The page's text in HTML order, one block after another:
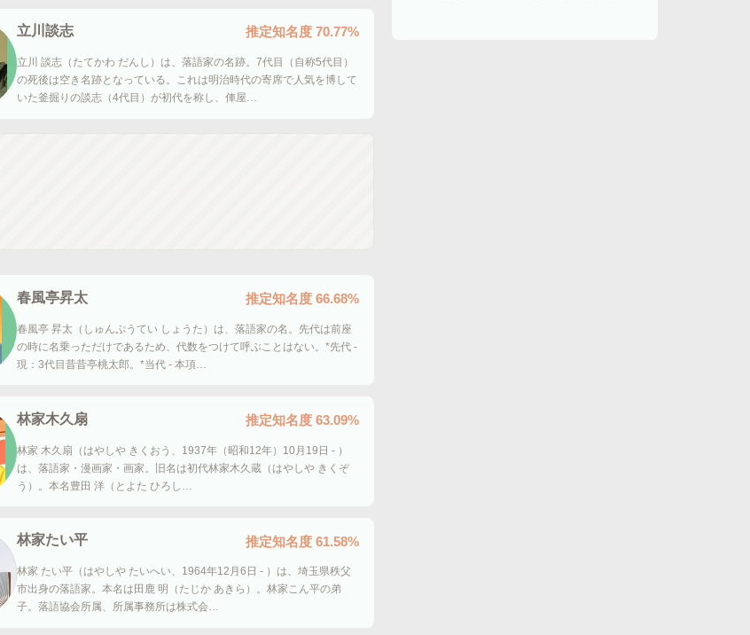
立川談志 推定知名度 70.77%
立川 談志（たてかわ だんし）は、落語家の名跡。7代目（自称5代目）
の死後は空き名跡となっている。これは明治時代の寄席で人気を博して
いた釜掘りの談志（4代目）が初代を称し、俥屋…
春風亭昇太 推定知名度 66.68%
春風亭 昇太（しゅんぷうてい しょうた）は、落語家の名。先代は前座
の時に名乗っただけであるため、代数をつけて呼ぶことはない。*先代 -
現：3代目昔昔亭桃太郎。*当代 - 本項…
林家木久扇 推定知名度 63.09%
林家 木久扇（はやしや きくおう、1937年（昭和12年）10月19日 - ）
は、落語家・漫画家・画家。旧名は初代林家木久蔵（はやしや きくぞ
う）。本名豊田 洋（とよた ひろし…
林家たい平 推定知名度 61.58%
林家 たい平（はやしや たいへい、1964年12月6日 - ）は、埼玉県秩父
市出身の落語家。本名は田鹿 明（たじか あきら）。林家こん平の弟
子。落語協会所属、所属事務所は株式会…